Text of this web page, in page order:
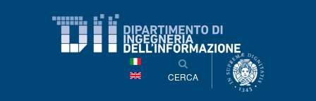
contenuto
principale
CERCA